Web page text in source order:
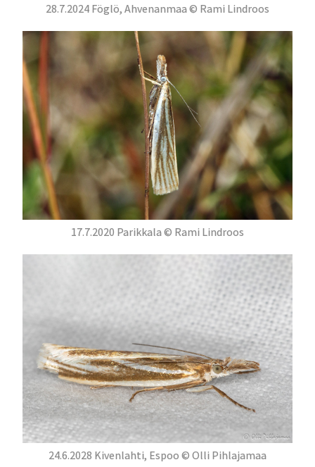
28.7.2024 Föglö, Ahvenanmaa © Rami Lindroos
17.7.2020 Parikkala © Rami Lindroos
24.6.2028 Kivenlahti, Espoo © Olli Pihlajamaa